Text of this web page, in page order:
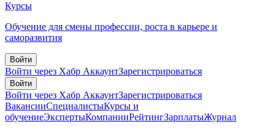
Курсы
Обучение для смены профессии, роста в карьере и
саморазвития
Войти
Войти через Хабр АккаунтЗарегистрироваться
Войти
Войти через Хабр АккаунтЗарегистрироваться
ВакансииСпециалистыКурсы и
обучениеЭкспертыКомпанииРейтингЗарплатыЖурнал